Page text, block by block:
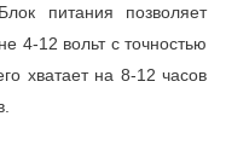
питания позволяет
4-12 вольт с точностью
хватает на 8-12 часов